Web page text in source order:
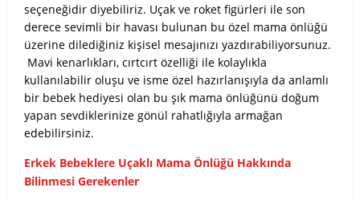
seçeneğidir diyebiliriz. Uçak ve roket figürleri ile son
derece sevimli bir havası bulunan bu özel mama önlüğü
üzerine dilediğiniz kişisel mesajınızı yazdırabiliyorsunuz.
Mavi kenarlıkları, cırtcırt özelliği ile kolaylıkla
kullanılabilir oluşu ve isme özel hazırlanışıyla da anlamlı
bir bebek hediyesi olan bu şık mama önlüğünü doğum
yapan sevdiklerinize gönül rahatlığıyla armağan
edebilirsiniz.
Erkek Bebeklere Uçaklı Mama Önlüğü Hakkında
Bilinmesi Gerekenler